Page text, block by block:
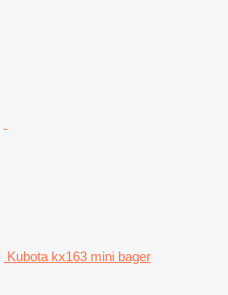
Kubota kx163 mini bager